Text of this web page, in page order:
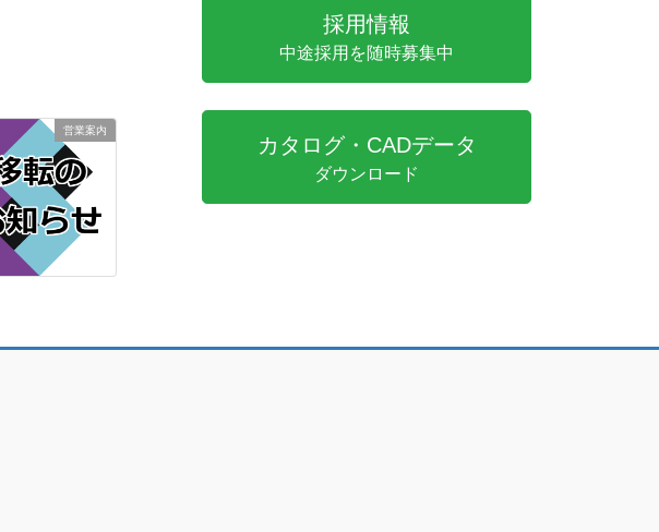
営業案内
採用情報
中途採用を随時募集中
カタログ・CADデータ
ダウンロード